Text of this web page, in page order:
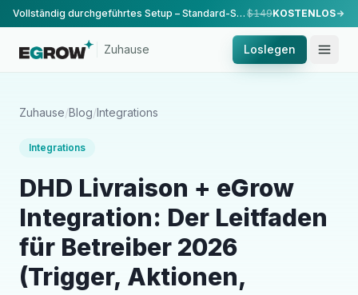
Vollständig durchgeführtes Setup – Standard-Setup, durchgeführt von unserem Team. $149KOSTENLOS
Zuhause Loslegen
Zuhause/Blog/Integrations
Integrations
DHD Livraison + eGrow
Integration: Der Leitfaden
für Betreiber 2026
(Trigger, Aktionen,